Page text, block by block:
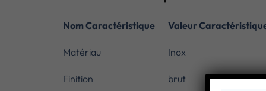
Nom Caractéristique Valeur
Matériau Inox
Finition brut